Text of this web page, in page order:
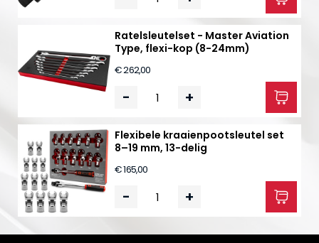
Ratelsleutelset - Master Aviation
Type, flexi-kop (8-24mm)
€ 262,00
- +
Flexibele kraaienpootsleutel set
8–19 mm, 13-delig
€ 165,00
- +